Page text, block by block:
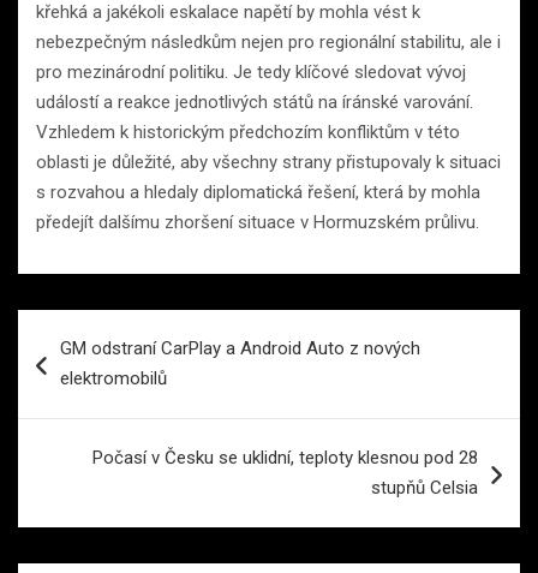
křehká a jakékoli eskalace napětí by mohla vést k
nebezpečným následkům nejen pro regionální stabilitu, ale i
pro mezinárodní politiku. Je tedy klíčové sledovat vývoj
událostí a reakce jednotlivých států na íránské varování.
Vzhledem k historickým předchozím konfliktům v této
oblasti je důležité, aby všechny strany přistupovaly k situaci
s rozvahou a hledaly diplomatická řešení, která by mohla
předejít dalšímu zhoršení situace v Hormuzském průlivu.
proGM odstraní CarPlay a Android Auto z nových
elektromobilů
Počasí v Česku se uklidní, teploty klesnou pod 28
stupňů Celsia